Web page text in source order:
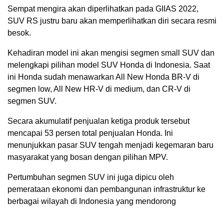
Sempat mengira akan diperlihatkan pada GIIAS 2022,
SUV RS justru baru akan memperlihatkan diri secara resmi
besok.
Kehadiran model ini akan mengisi segmen small SUV dan
melengkapi pilihan model SUV Honda di Indonesia. Saat
ini Honda sudah menawarkan All New Honda BR-V di
segmen low, All New HR-V di medium, dan CR-V di
segmen SUV.
Secara akumulatif penjualan ketiga produk tersebut
mencapai 53 persen total penjualan Honda. Ini
menunjukkan pasar SUV tengah menjadi kegemaran baru
masyarakat yang bosan dengan pilihan MPV.
Pertumbuhan segmen SUV ini juga dipicu oleh
pemerataan ekonomi dan pembangunan infrastruktur ke
berbagai wilayah di Indonesia yang mendorong